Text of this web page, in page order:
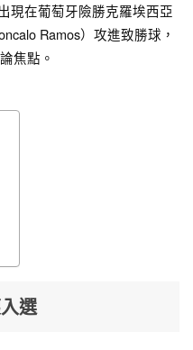
現在葡萄牙險勝克羅埃西亞
Ramos）攻進致勝球，
焦點。
選